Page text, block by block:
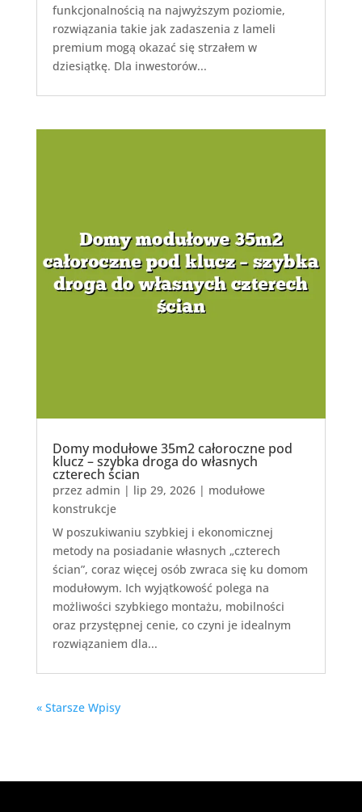
funkcjonalnością na najwyższym poziomie,
rozwiązania takie jak zadaszenia z lameli
premium mogą okazać się strzałem w
dziesiątkę. Dla inwestorów...
Domy modułowe 35m2 całoroczne pod
klucz – szybka droga do własnych
czterech ścian
przez admin | lip 29, 2026| modułowe
konstrukcje
W poszukiwaniu szybkiej i ekonomicznej
metody na posiadanie własnych „czterech
ścian”, coraz więcej osób zwraca się ku domom
modułowym. Ich wyjątkowość polega na
możliwości szybkiego montażu, mobilności
oraz przystępnej cenie, co czyni je idealnym
rozwiązaniem dla...
« Starsze Wpisy